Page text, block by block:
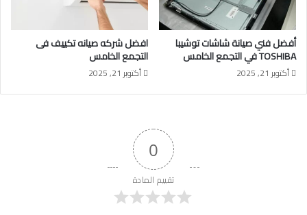
أفضل فني صيانة شاشات توشيبا
TOSHIBA في التجمع الخامس
أكتوبر 21, 2025
افضل شركه صيانه تكييف فى
التجمع الخامس
أكتوبر 21, 2025
0
تقييم المادة